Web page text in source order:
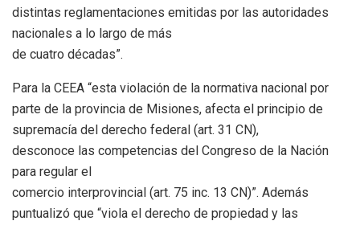
distintas reglamentaciones emitidas por las autoridades
nacionales a lo largo de más
de cuatro décadas”.
Para la CEEA “esta violación de la normativa nacional por
parte de la provincia de Misiones, afecta el principio de
supremacía del derecho federal (art. 31 CN),
desconoce las competencias del Congreso de la Nación
para regular el
comercio interprovincial (art. 75 inc. 13 CN)”. Además
puntualizó que “viola el derecho de propiedad y las